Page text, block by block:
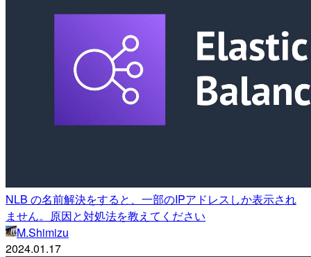
NLB の名前解決をすると、一部のIPアドレスしか表示され
ません。原因と対処法を教えてください
M.Shimizu
2024.01.17